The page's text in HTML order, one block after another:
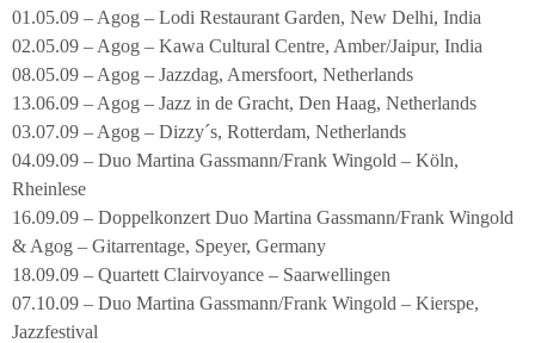
01.05.09 – Agog – Lodi Restaurant Garden, New Delhi, India
02.05.09 – Agog – Kawa Cultural Centre, Amber/Jaipur, India
08.05.09 – Agog – Jazzdag, Amersfoort, Netherlands
13.06.09 – Agog – Jazz in de Gracht, Den Haag, Netherlands
03.07.09 – Agog – Dizzy´s, Rotterdam, Netherlands
04.09.09 – Duo Martina Gassmann/Frank Wingold – Köln,
Rheinlese
16.09.09 – Doppelkonzert Duo Martina Gassmann/Frank Wingold
& Agog – Gitarrentage, Speyer, Germany
18.09.09 – Quartett Clairvoyance – Saarwellingen
07.10.09 – Duo Martina Gassmann/Frank Wingold – Kierspe,
Jazzfestival